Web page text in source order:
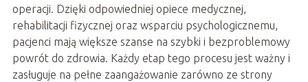
operacji. Dzięki odpowiedniej opiece medycznej,
rehabilitacji fizycznej oraz wsparciu psychologicznemu,
pacjenci mają większe szanse na szybki i bezproblemowy
powrót do zdrowia. Każdy etap tego procesu jest ważny i
zasługuje na pełne zaangażowanie zarówno ze strony